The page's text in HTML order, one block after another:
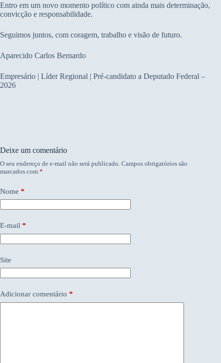
Entro em um novo momento político com ainda mais determinação,
convicção e responsabilidade.
Seguimos juntos, com coragem, trabalho e visão de futuro.
Aparecido Carlos Bernardo
Empresário | Líder Regional | Pré-candidato a Deputado Federal –
2026
Deixe um comentário
O seu endereço de e-mail não será publicado. Campos obrigatórios são
marcados com *
Nome *
E-mail *
Site
Adicionar comentário *